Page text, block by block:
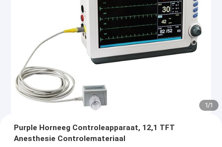
1/1
Purple Horneeg Controleapparaat, 12,1 TFT
Anesthesie Controlemateriaal